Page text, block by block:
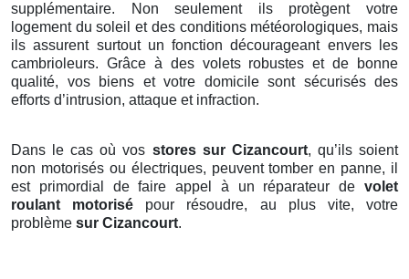
supplémentaire. Non seulement ils protègent votre
logement du soleil et des conditions météorologiques, mais
ils assurent surtout un fonction décourageant envers les
cambrioleurs. Grâce à des volets robustes et de bonne
qualité, vos biens et votre domicile sont sécurisés des
efforts d’intrusion, attaque et infraction.
Dans le cas où vos stores sur Cizancourt, qu’ils soient
non motorisés ou électriques, peuvent tomber en panne, il
est primordial de faire appel à un réparateur de volet
roulant motorisé pour résoudre, au plus vite, votre
problème sur Cizancourt.